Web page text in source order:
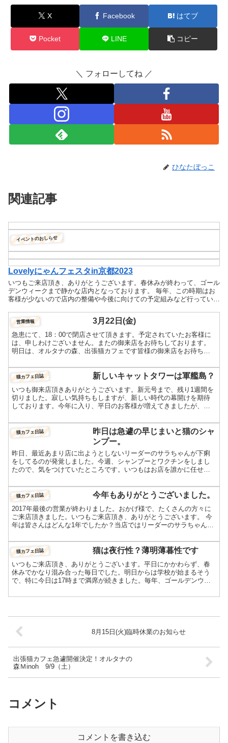
X Facebook はてブ
Pocket LINE コピー
＼ フォローしてね ／
ひなたぼっこ
関連記事
イベントのおしらせ
Lovelyにゃんフェスタin京都2023
いつもご来店頂き、ありがとうございます。春休みが終わって、ゴール
デンウィークまで静かな店内となっております。 毎年、この時期はお
客様が少ないので店内の整備や今後に向けての予定組みなど行っていま
営業情報 3月22日(金)
急患にて、18：00で閉店させて頂きます。予定されていたお客様に
は、申しわけございません。またの御来店をお待ちしております。
明日は、オルタナの森、出張猫カフェです皆様の御来店をお待ちし
猫カフェ日誌 新しいキャットタワーは軍艦島？
いつも御来店頂きありがとうございます。新元号まで、残り1週間を
切りました。寂しい気持ちもしますが、新しい時代の幕開けを期待
しております。今年に入り、平日のお客様が増えてきましたが、土
猫カフェ日誌
昨日は急遽の早じまいと猫のシャ
ンプー。
昨日、最近あまり店に出ようとしないリーダーのサラちゃんが下痢
をしてるのが発覚しました。今週、シャンプーとワクチンをしまし
たので、気をつけていたところです。いつもはお店を誰かに任せて
猫カフェ日誌 今年もありがとうございました。
2017年最後の営業が終わりました。おかげ様で、たくさんの方々に
ご来店頂きました。いつもご来店頂き、ありがとうございます。 今
年は皆さんはどんな1年でしたか？当店ではリーダーのサラちゃんが
猫カフェ日誌 猫は夜行性？薄明薄暮性です
いつもご来店頂き、ありがとうございます。平日にかかわらず、春
休みでかなり混み合った毎日でした。明日からは学校が始まるそう
で、特に今日は17時まで満席が続きました。毎年、ゴールデンウィ
8月15日(火)臨時休業のお知らせ
出張猫カフェ急遽開催決定！オルタナの
森Ｍinoh 9/9（土）
コメント
コメントを書き込む